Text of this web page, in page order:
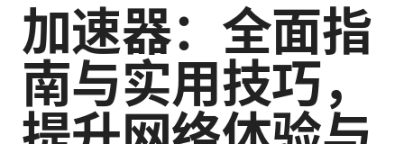
加速器：全面指
南与实用技巧，